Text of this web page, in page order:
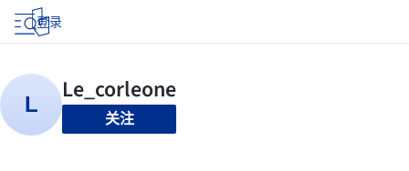
登录
关注